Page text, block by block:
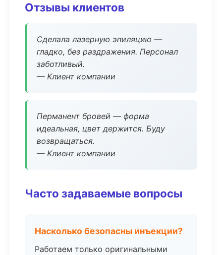
Отзывы клиентов
Сделала лазерную эпиляцию —
гладко, без раздражения. Персонал
заботливый.
— Клиент компании
Перманент бровей — форма
идеальная, цвет держится. Буду
возвращаться.
— Клиент компании
Часто задаваемые вопросы
Насколько безопасны инъекции?
Работаем только оригинальными